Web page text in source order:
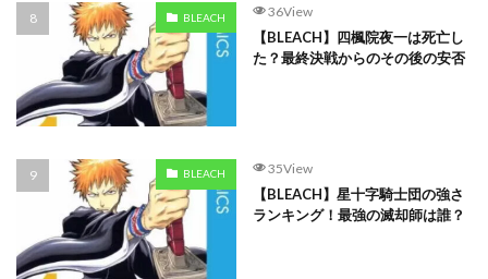
BLEACH 36View
【BLEACH】四楓院夜一は死亡し
た？最終決戦からのその後の安否
BLEACH 35View
【BLEACH】星十字騎士団の強さ
ランキング！最強の滅却師は誰？